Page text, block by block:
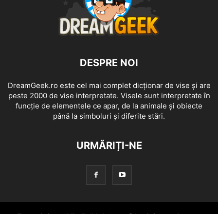
DESPRE NOI
DreamGeek.ro este cel mai complet dicționar de vise și are
peste 2000 de vise interpretate. Visele sunt interpretate în
funcție de elementele ce apar, de la animale și obiecte
până la simboluri și diferite stări.
URMĂRIȚI-NE